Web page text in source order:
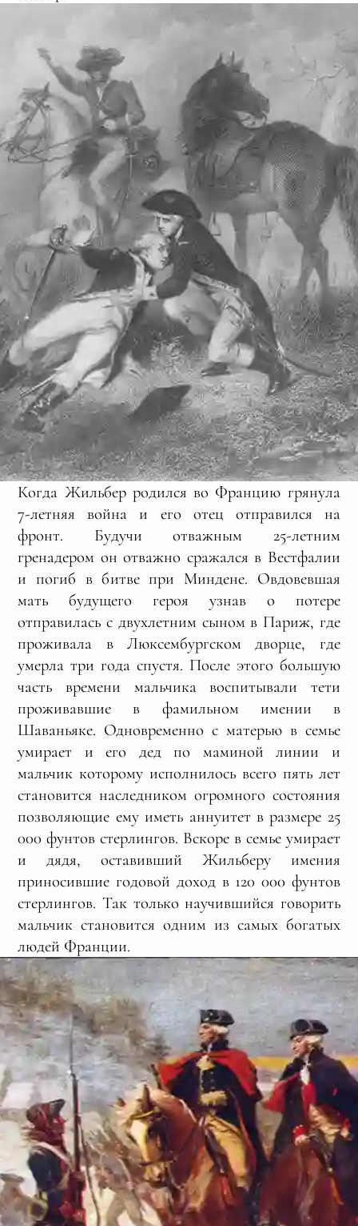
Когда Жильбер родился во Францию грянула
7-летняя война и его отец отправился на
фронт. Будучи отважным 25-летним
гренадером он отважно сражался в Вестфалии
и погиб в битве при Миндене. Овдовевшая
мать будущего героя узнав о потере
отправилась с двухлетним сыном в Париж, где
проживала в Люксембургском дворце, где
умерла три года спустя. После этого большую
часть времени мальчика воспитывали тети
проживавшие в фамильном имении в
Шаваньяке. Одновременно с матерью в семье
умирает и его дед по маминой линии и
мальчик которому исполнилось всего пять лет
становится наследником огромного состояния
позволяющие ему иметь аннуитет в размере 25
000 фунтов стерлингов. Вскоре в семье умирает
и дядя, оставивший Жильберу имения
приносившие годовой доход в 120 000 фунтов
стерлингов. Так только научившийся говорить
мальчик становится одним из самых богатых
людей Франции.